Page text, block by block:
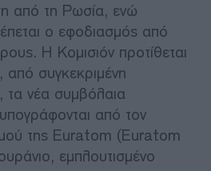
από τη Ρωσία, ενώ
ο εφοδιασμός από
Η Κομισιόν προτίθεται
από συγκεκριμένη
τα νέα συμβόλαια
από τον
της Euratom (Euratom
εμπλουτισμένο